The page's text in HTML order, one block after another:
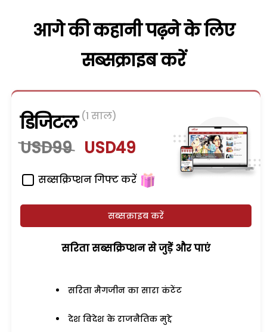
आगे की कहानी पढ़ने के लिए
सब्सक्राइब करें
डिजिटल (1 साल)
USD99 USD49
सब्सक्रिप्शन गिफ्ट करें
सब्सक्राइब करें
सरिता सब्सक्रिप्शन से जुड़ेें और पाएं
सरिता मैगजीन का सारा कंटेंट
देश विदेश के राजनैतिक मुद्दे